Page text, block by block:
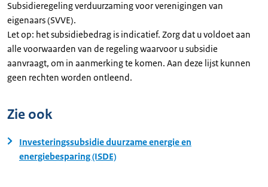
Subsidieregeling verduurzaming voor verenigingen van
eigenaars (SVVE).
Let op: het subsidiebedrag is indicatief. Zorg dat u voldoet aan
alle voorwaarden van de regeling waarvoor u subsidie
aanvraagt, om in aanmerking te komen. Aan deze lijst kunnen
geen rechten worden ontleend.
Zie ook
Investeringssubsidie duurzame energie en
energiebesparing (ISDE)